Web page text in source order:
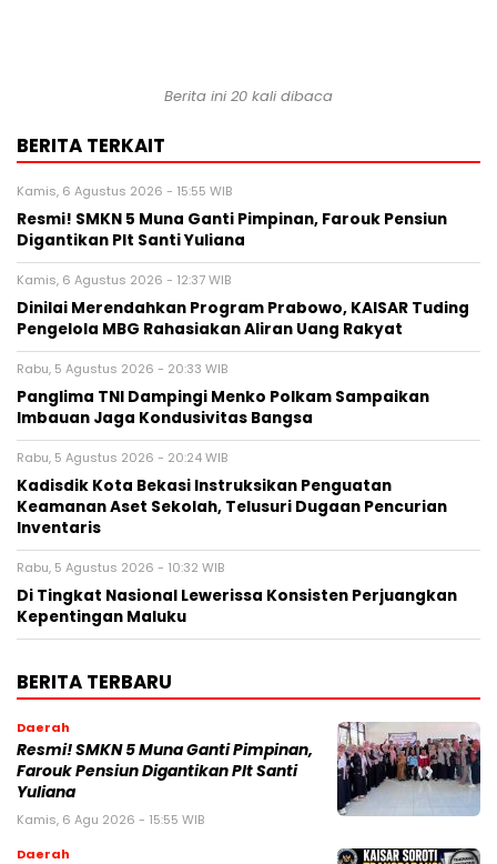
Berita ini 20 kali dibaca
BERITA TERKAIT
Kamis, 6 Agustus 2026 - 15:55 WIB
Resmi! SMKN 5 Muna Ganti Pimpinan, Farouk Pensiun
Digantikan Plt Santi Yuliana
Kamis, 6 Agustus 2026 - 12:37 WIB
Dinilai Merendahkan Program Prabowo, KAISAR Tuding
Pengelola MBG Rahasiakan Aliran Uang Rakyat
Rabu, 5 Agustus 2026 - 20:33 WIB
Panglima TNI Dampingi Menko Polkam Sampaikan
Imbauan Jaga Kondusivitas Bangsa
Rabu, 5 Agustus 2026 - 20:24 WIB
Kadisdik Kota Bekasi Instruksikan Penguatan
Keamanan Aset Sekolah, Telusuri Dugaan Pencurian
Inventaris
Rabu, 5 Agustus 2026 - 10:32 WIB
Di Tingkat Nasional Lewerissa Konsisten Perjuangkan
Kepentingan Maluku
BERITA TERBARU
Daerah
Resmi! SMKN 5 Muna Ganti Pimpinan,
Farouk Pensiun Digantikan Plt Santi
Yuliana
Kamis, 6 Agu 2026 - 15:55 WIB
Daerah